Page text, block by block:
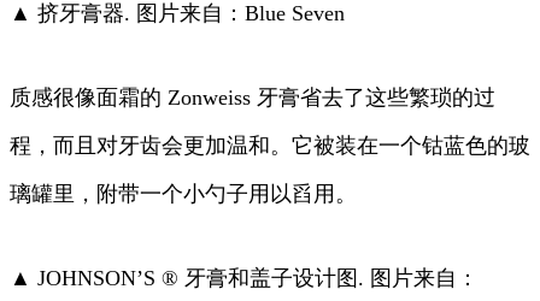
▲ 挤牙膏器. 图片来自：Blue Seven
质感很像面霜的 Zonweiss 牙膏省去了这些繁琐的过
程，而且对牙齿会更加温和。它被装在一个钴蓝色的玻
璃罐里，附带一个小勺子用以舀用。
▲ JOHNSON’S ® 牙膏和盖子设计图. 图片来自：